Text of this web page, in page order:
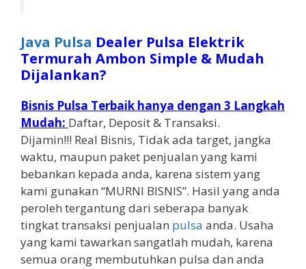
Java Pulsa Dealer Pulsa Elektrik
Termurah Ambon Simple & Mudah
Dijalankan?
Bisnis Pulsa Terbaik hanya dengan 3 Langkah
Mudah: Daftar, Deposit & Transaksi.
Dijamin!!! Real Bisnis, Tidak ada target, jangka
waktu, maupun paket penjualan yang kami
bebankan kepada anda, karena sistem yang
kami gunakan “MURNI BISNIS”. Hasil yang anda
peroleh tergantung dari seberapa banyak
tingkat transaksi penjualan pulsa anda. Usaha
yang kami tawarkan sangatlah mudah, karena
semua orang membutuhkan pulsa dan anda